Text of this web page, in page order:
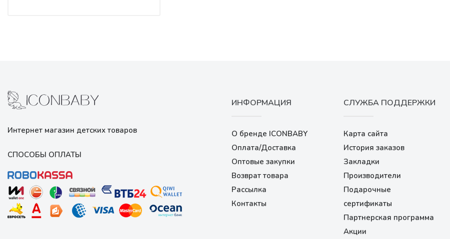
Интернет магазин детских товаров
СПОСОБЫ ОПЛАТЫ
ИНФОРМАЦИЯ
О бренде ICONBABY
Оплата/Доставка
Оптовые закупки
Возврат товара
Рассылка
Контакты
СЛУЖБА ПОДДЕРЖКИ
Карта сайта
История заказов
Закладки
Производители
Подарочные
сертификаты
Партнерская программа
Акции